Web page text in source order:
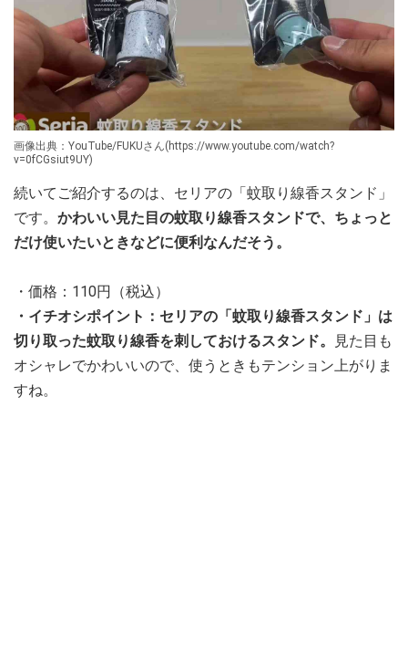
画像出典：YouTube/FUKUさん(https://www.youtube.com/watch?
v=0fCGsiut9UY)
続いてご紹介するのは、セリアの「蚊取り線香スタンド」
です。 かわいい見た目の蚊取り線香スタンドで、ちょっと
だけ使いたいときなどに便利なんだそう。
・価格：110円（税込）
・イチオシポイント：セリアの「蚊取り線香スタンド」は
切り取った蚊取り線香を刺しておけるスタンド。
見た目も
オシャレでかわいいので、使うときもテンション上がりま
すね。